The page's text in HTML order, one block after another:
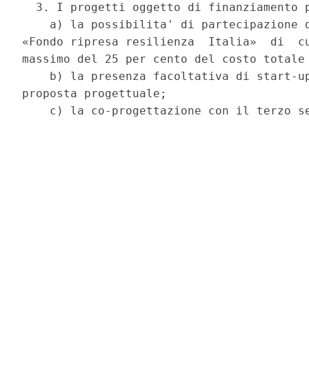
3. I progetti oggetto di
a) la possibilita' di partecipazione
«Fondo ripresa resilienza  Italia»
massimo del 25 per cento del costo
b) la presenza facoltativa di start-
proposta progettuale;